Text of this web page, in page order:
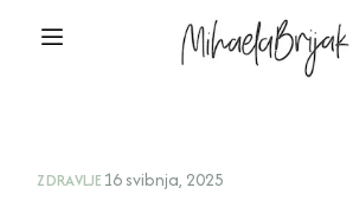
ZDRAVLJE 16 svibnja, 2025